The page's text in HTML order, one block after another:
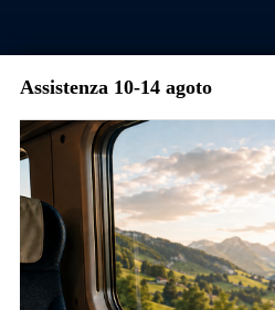
Menu
Orari
Sportello Unico Edilizia
Assistenza 10-14 agoto